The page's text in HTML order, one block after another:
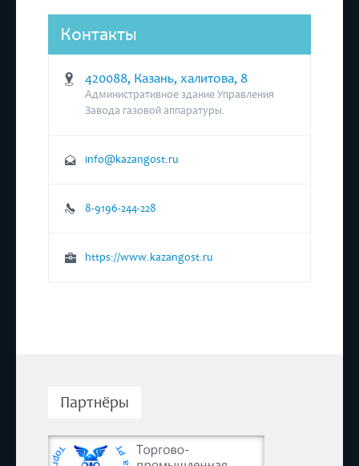
Контакты
420088, Казань, халитова, 8
Административное здание Управления
Завода газовой аппаратуры.
info@kazangost.ru
8-9196-244-228
https://www.kazangost.ru
Партнёры